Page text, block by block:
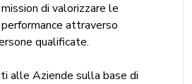
di valorizzare le
attraverso
qualificate.
alle Aziende sulla base di